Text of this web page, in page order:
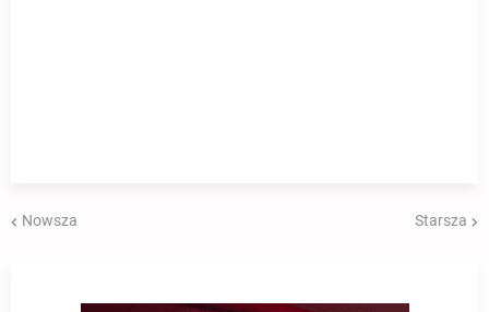
Nowsza Starsza